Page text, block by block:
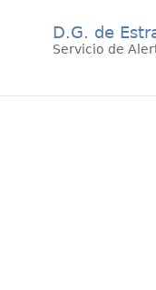
D.G. de
Servicio de